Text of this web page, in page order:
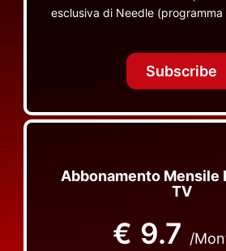
esclusiva di Needle (programma
TV non visibili da nessuna
Subscribe
Abbonamento Mensile
TV
€ 9.7 /